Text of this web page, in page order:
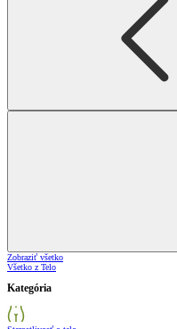
Zobraziť všetko
Všetko z Telo
Kategória